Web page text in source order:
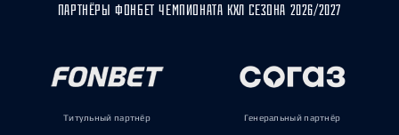
ПАРТНЁРЫ ФОНБЕТ ЧЕМПИОНАТА КХЛ СЕЗОНА 2026/2027
Титульный партнёр Генеральный партнёр